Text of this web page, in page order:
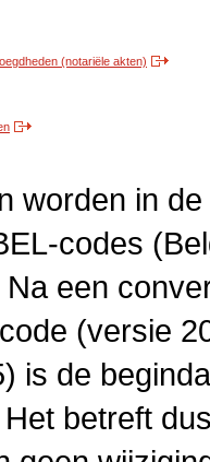
(notariële akten)
worden in
codes
een
(versie
is de
betreft